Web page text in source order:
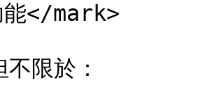
</mark>
限於：